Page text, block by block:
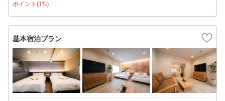
ポイント(1%)
基本宿泊プラン